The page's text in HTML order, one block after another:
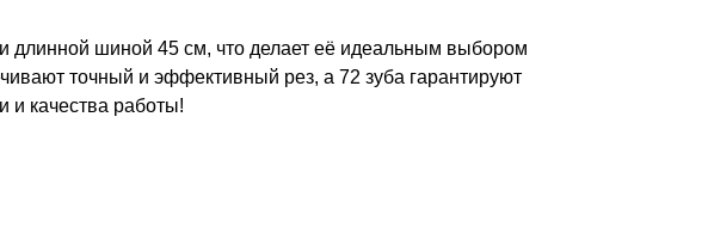
длинной шиной 45 см, что делает её идеальным выбором
точный и эффективный рез, а 72 зуба гарантируют
и качества работы!